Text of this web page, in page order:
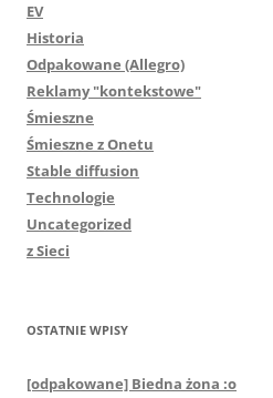
EV
Historia
Odpakowane (Allegro)
Reklamy "kontekstowe"
Śmieszne
Śmieszne z Onetu
Stable diffusion
Technologie
Uncategorized
z Sieci
OSTATNIE WPISY
[odpakowane] Biedna żona :o